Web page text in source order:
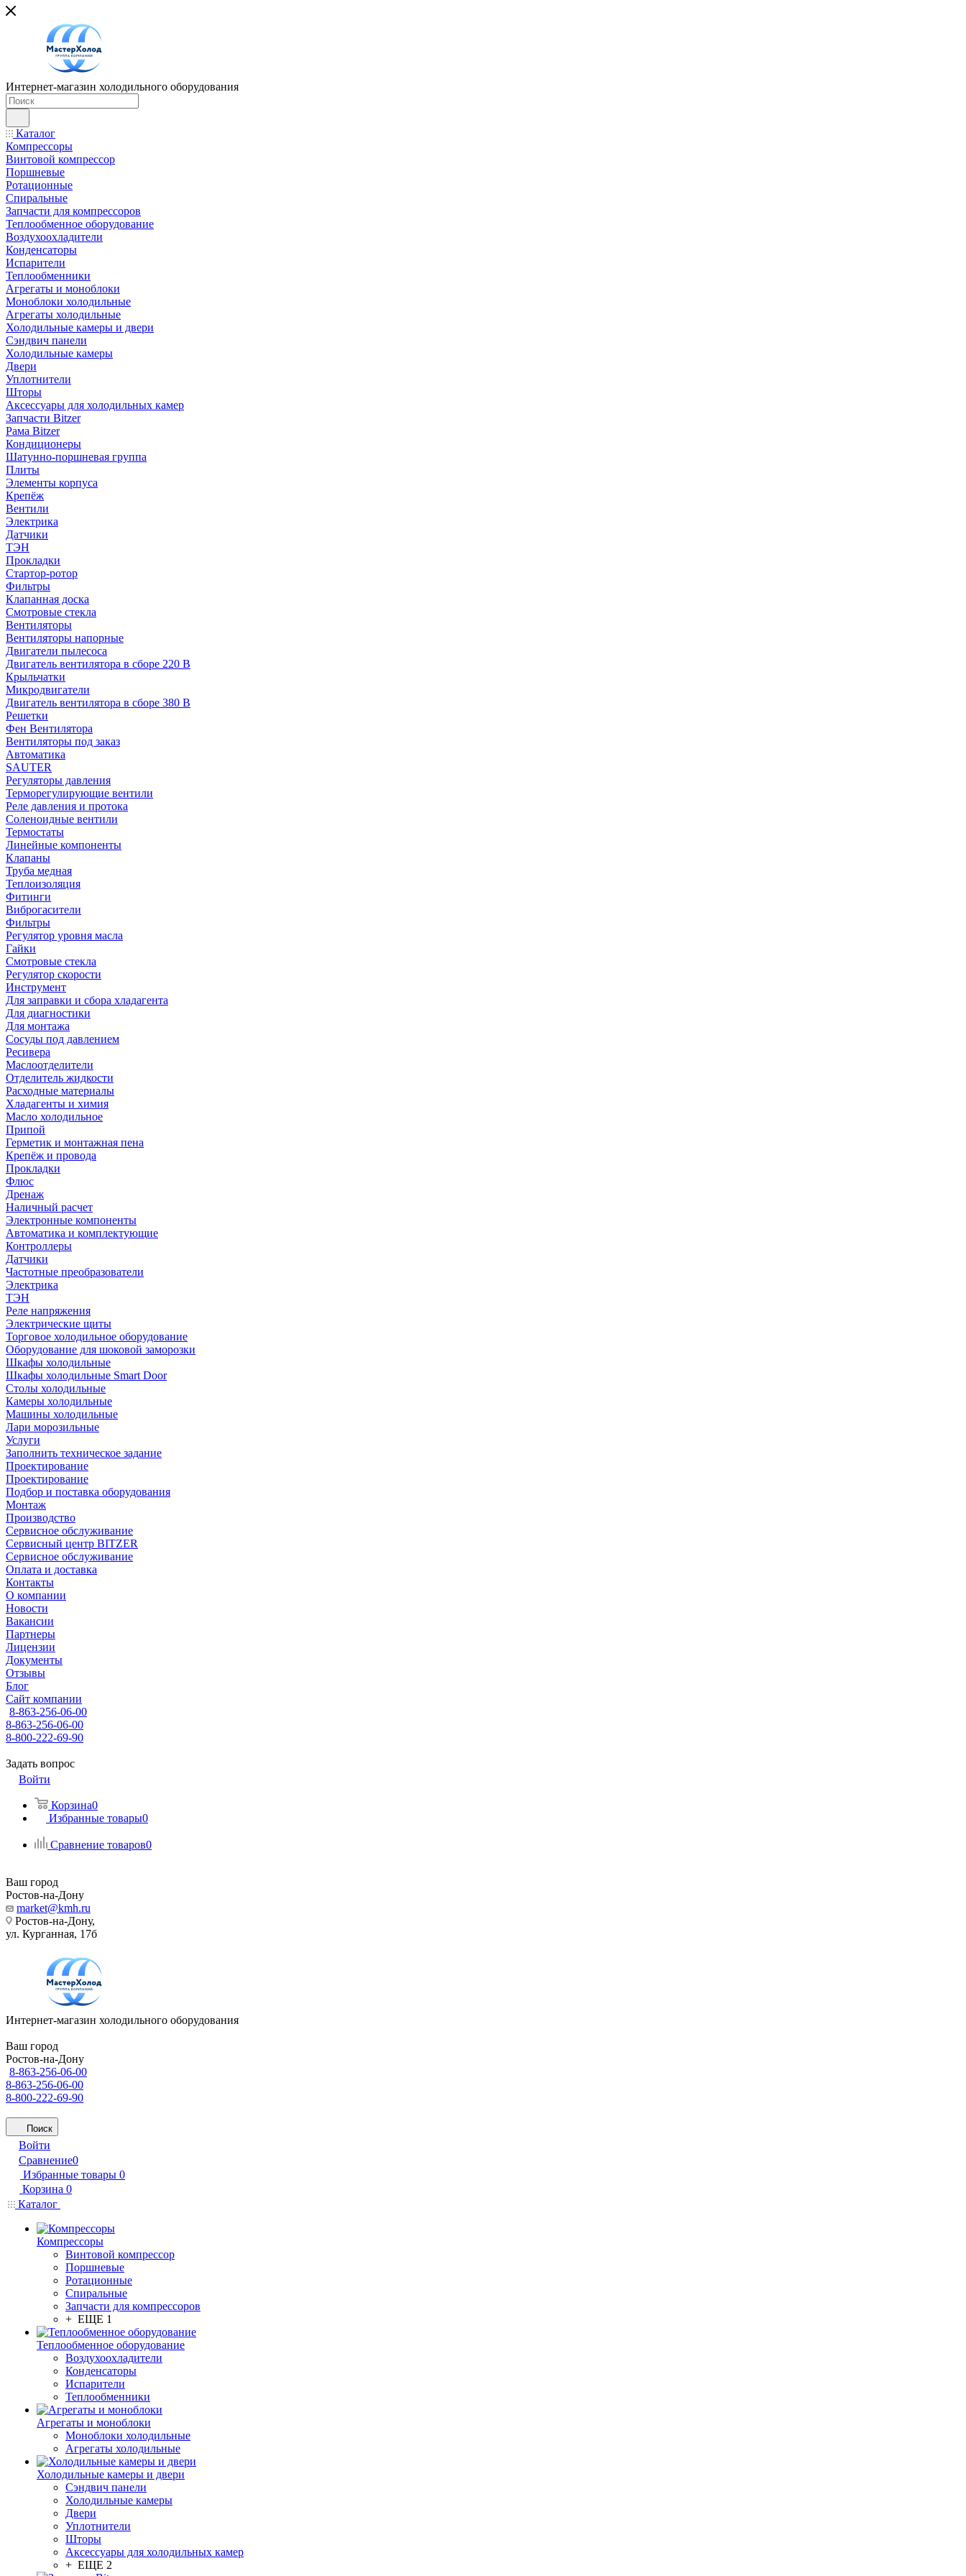
Интернет-магазин холодильного оборудования
Каталог
Компрессоры
Винтовой компрессор
Поршневые
Ротационные
Спиральные
Запчасти для компрессоров
Теплообменное оборудование
Воздухоохладители
Конденсаторы
Испарители
Теплообменники
Агрегаты и моноблоки
Моноблоки холодильные
Агрегаты холодильные
Холодильные камеры и двери
Сэндвич панели
Холодильные камеры
Двери
Уплотнители
Шторы
Аксессуары для холодильных камер
Запчасти Bitzer
Рама Bitzer
Кондиционеры
Шатунно-поршневая группа
Плиты
Элементы корпуса
Крепёж
Вентили
Электрика
Датчики
ТЭН
Прокладки
Стартор-ротор
Фильтры
Клапанная доска
Смотровые стекла
Вентиляторы
Вентиляторы напорные
Двигатели пылесоса
Двигатель вентилятора в сборе 220 В
Крыльчатки
Микродвигатели
Двигатель вентилятора в сборе 380 В
Решетки
Фен Вентилятора
Вентиляторы под заказ
Автоматика
SAUTER
Регуляторы давления
Терморегулирующие вентили
Реле давления и протока
Соленоидные вентили
Термостаты
Линейные компоненты
Клапаны
Труба медная
Теплоизоляция
Фитинги
Виброгасители
Фильтры
Регулятор уровня масла
Гайки
Смотровые стекла
Регулятор скорости
Инструмент
Для заправки и сбора хладагента
Для диагностики
Для монтажа
Сосуды под давлением
Ресивера
Маслоотделители
Отделитель жидкости
Расходные материалы
Хладагенты и химия
Масло холодильное
Припой
Герметик и монтажная пена
Крепёж и провода
Прокладки
Флюс
Дренаж
Наличный расчет
Электронные компоненты
Автоматика и комплектующие
Контроллеры
Датчики
Частотные преобразователи
Электрика
ТЭН
Реле напряжения
Электрические щиты
Торговое холодильное оборудование
Оборудование для шоковой заморозки
Шкафы холодильные
Шкафы холодильные Smart Door
Столы холодильные
Камеры холодильные
Машины холодильные
Лари морозильные
Услуги
Заполнить техническое задание
Проектирование
Проектирование
Подбор и поставка оборудования
Монтаж
Производство
Сервисное обслуживание
Сервисный центр BITZER
Сервисное обслуживание
Оплата и доставка
Контакты
О компании
Новости
Вакансии
Партнеры
Лицензии
Документы
Отзывы
Блог
Сайт компании
8-863-256-06-00
8-863-256-06-00
8-800-222-69-90
Задать вопрос
Войти
Корзина0
Избранные товары0
Сравнение товаров0
Ваш город
Ростов-на-Дону
market@kmh.ru
Ростов-на-Дону,
ул. Курганная, 17б
Интернет-магазин холодильного оборудования
Ваш город
Ростов-на-Дону
8-863-256-06-00
8-863-256-06-00
8-800-222-69-90
Поиск
Войти
Сравнение0
Избранные товары 0
Корзина 0
Каталог
Компрессоры
Винтовой компрессор
Поршневые
Ротационные
Спиральные
Запчасти для компрессоров
+ ЕЩЕ 1
Теплообменное оборудование
Воздухоохладители
Конденсаторы
Испарители
Теплообменники
Агрегаты и моноблоки
Моноблоки холодильные
Агрегаты холодильные
Холодильные камеры и двери
Сэндвич панели
Холодильные камеры
Двери
Уплотнители
Шторы
Аксессуары для холодильных камер
+ ЕЩЕ 2